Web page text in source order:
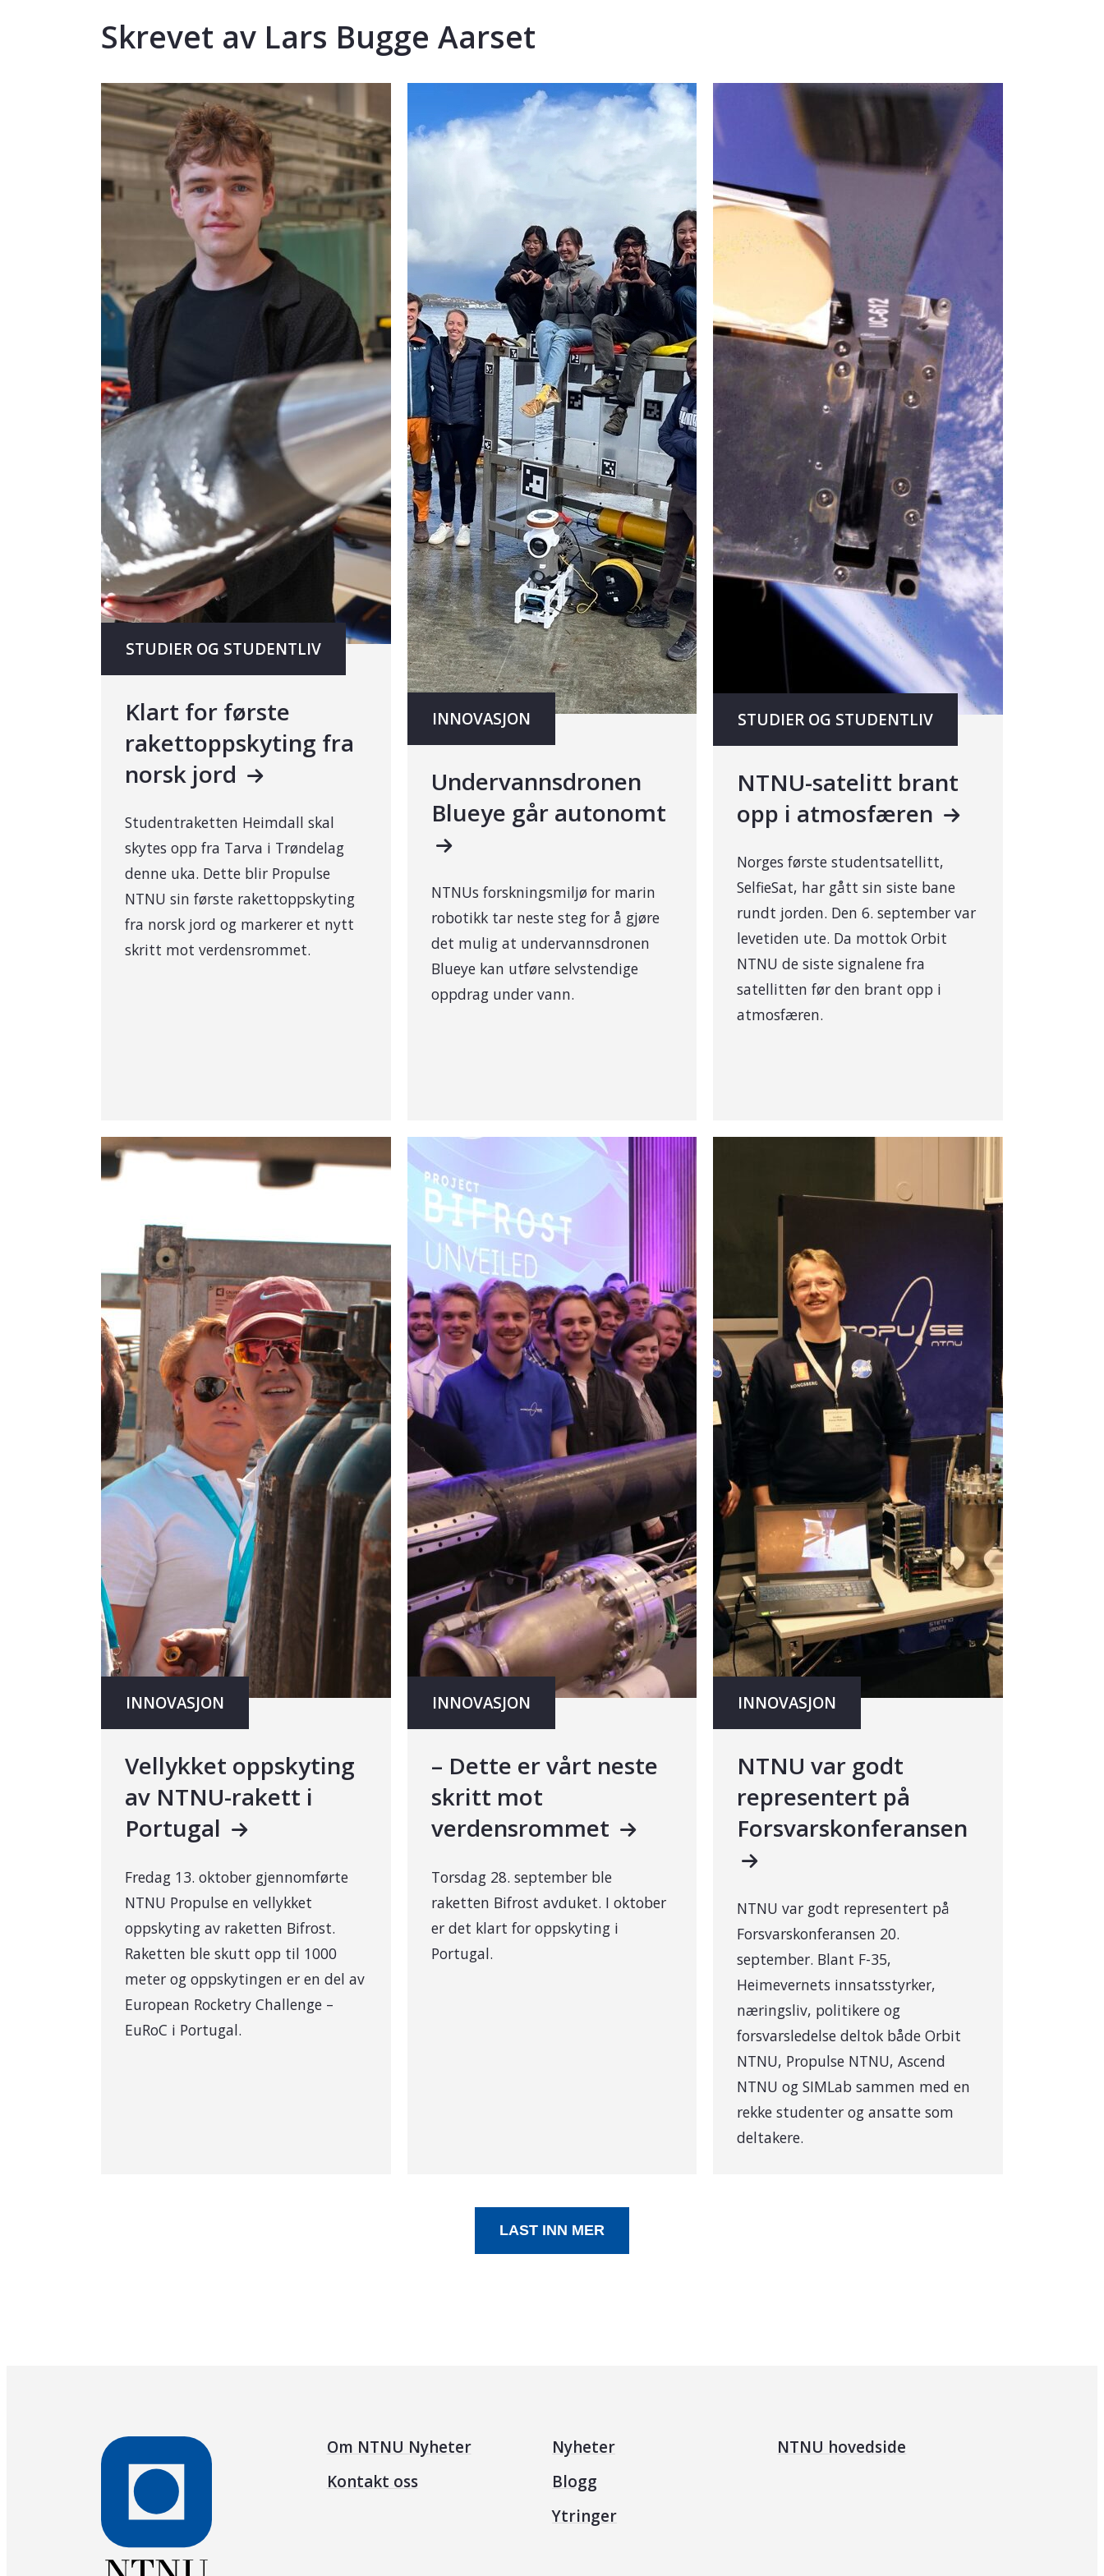
Skrevet av Lars Bugge Aarset
STUDIER OG STUDENTLIV
Klart for første
rakettoppskyting fra
norsk jord
Studentraketten Heimdall skal
skytes opp fra Tarva i Trøndelag
denne uka. Dette blir Propulse
NTNU sin første rakettoppskyting
fra norsk jord og markerer et nytt
skritt mot verdensrommet.
INNOVASJON
Undervannsdronen
Blueye går autonomt
NTNUs forskningsmiljø for marin
robotikk tar neste steg for å gjøre
det mulig at undervannsdronen
Blueye kan utføre selvstendige
oppdrag under vann.
STUDIER OG STUDENTLIV
NTNU-satelitt brant
opp i atmosfæren
Norges første studentsatellitt,
SelfieSat, har gått sin siste bane
rundt jorden. Den 6. september var
levetiden ute. Da mottok Orbit
NTNU de siste signalene fra
satellitten før den brant opp i
atmosfæren.
INNOVASJON
Vellykket oppskyting
av NTNU-rakett i
Portugal
Fredag 13. oktober gjennomførte
NTNU Propulse en vellykket
oppskyting av raketten Bifrost.
Raketten ble skutt opp til 1000
meter og oppskytingen er en del av
European Rocketry Challenge –
EuRoC i Portugal.
INNOVASJON
– Dette er vårt neste
skritt mot
verdensrommet
Torsdag 28. september ble
raketten Bifrost avduket. I oktober
er det klart for oppskyting i
Portugal.
INNOVASJON
NTNU var godt
representert på
Forsvarskonferansen
NTNU var godt representert på
Forsvarskonferansen 20.
september. Blant F-35,
Heimevernets innsatsstyrker,
næringsliv, politikere og
forsvarsledelse deltok både Orbit
NTNU, Propulse NTNU, Ascend
NTNU og SIMLab sammen med en
rekke studenter og ansatte som
deltakere.
LAST INN MER
Om NTNU Nyheter
Kontakt oss
Nyheter
Blogg
Ytringer
NTNU hovedside